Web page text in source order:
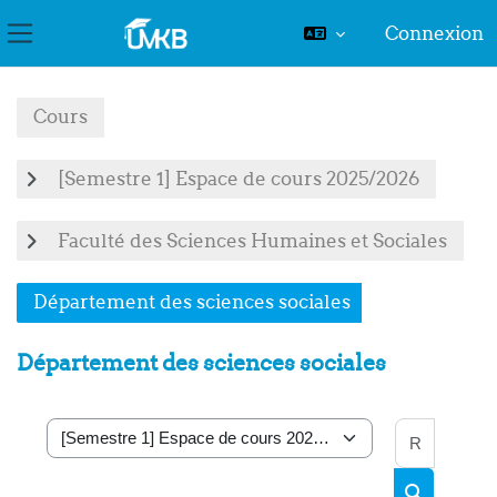
Panneau latéral
Connexion
Cours
[Semestre 1] Espace de cours 2025/2026
Faculté des Sciences Humaines et Sociales
Département des sciences sociales
Département des sciences sociales
Catégories de cours